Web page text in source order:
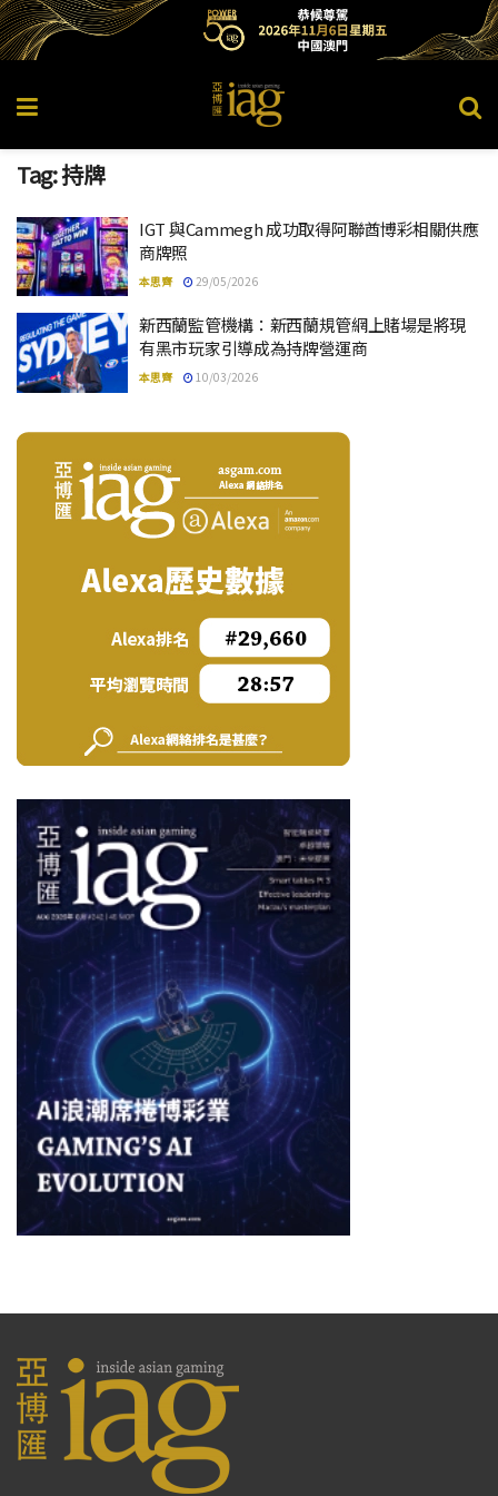
Tag:持牌
IGT 與Cammegh 成功取得阿聯酋博彩相關供應
商牌照
本思齊 29/05/2026
新西蘭監管機構：新西蘭規管網上賭場是將現
有黑市玩家引導成為持牌營運商
本思齊 10/03/2026